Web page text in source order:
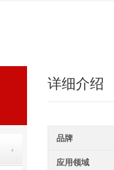
详细介绍
品牌
应用领域